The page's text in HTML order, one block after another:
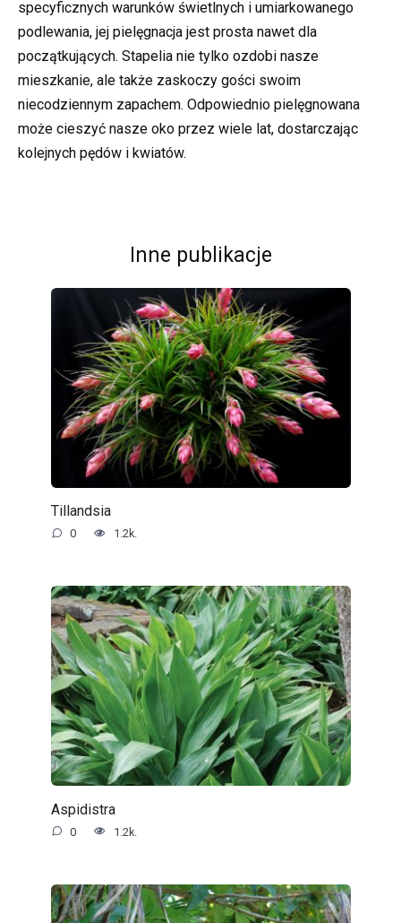
specyficznych warunków świetlnych i umiarkowanego
podlewania, jej pielęgnacja jest prosta nawet dla
początkujących. Stapelia nie tylko ozdobi nasze
mieszkanie, ale także zaskoczy gości swoim
niecodziennym zapachem. Odpowiednio pielęgnowana
może cieszyć nasze oko przez wiele lat, dostarczając
kolejnych pędów i kwiatów.
Inne publikacje
Tillandsia
0 1.2k.
Aspidistra
0 1.2k.